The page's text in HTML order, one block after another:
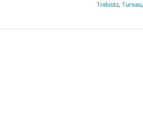
Trebnitz, Turnau,